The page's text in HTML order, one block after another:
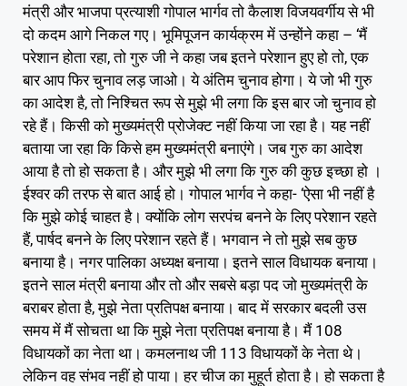
मंत्री और भाजपा प्रत्याशी गोपाल भार्गव तो कैलाश विजयवर्गीय से भी
दो कदम आगे निकल गए। भूमिपूजन कार्यक्रम में उन्होंने कहा – ‘मैं
परेशान होता रहा, तो गुरु जी ने कहा जब इतने परेशान हुए हो तो, एक
बार आप फिर चुनाव लड़ जाओ। ये अंतिम चुनाव होगा। ये जो भी गुरु
का आदेश है, तो निश्चित रूप से मुझे भी लगा कि इस बार जो चुनाव हो
रहे हैं। किसी को मुख्यमंत्री प्रोजेक्ट नहीं किया जा रहा है। यह नहीं
बताया जा रहा कि किसे हम मुख्यमंत्री बनाएंगे। जब गुरु का आदेश
आया है तो हो सकता है। और मुझे भी लगा कि गुरु की कुछ इच्छा हो ।
ईश्वर की तरफ से बात आई हो। गोपाल भार्गव ने कहा- ‘ऐसा भी नहीं है
कि मुझे कोई चाहत है। क्योंकि लोग सरपंच बनने के लिए परेशान रहते
हैं, पार्षद बनने के लिए परेशान रहते हैं। भगवान ने तो मुझे सब कुछ
बनाया है। नगर पालिका अध्यक्ष बनाया। इतने साल विधायक बनाया।
इतने साल मंत्री बनाया और तो और सबसे बड़ा पद जो मुख्यमंत्री के
बराबर होता है, मुझे नेता प्रतिपक्ष बनाया। बाद में सरकार बदली उस
समय में मैं सोचता था कि मुझे नेता प्रतिपक्ष बनाया है। मैं 108
विधायकों का नेता था। कमलनाथ जी 113 विधायकों के नेता थे।
लेकिन वह संभव नहीं हो पाया। हर चीज का मुहूर्त होता है। हो सकता है